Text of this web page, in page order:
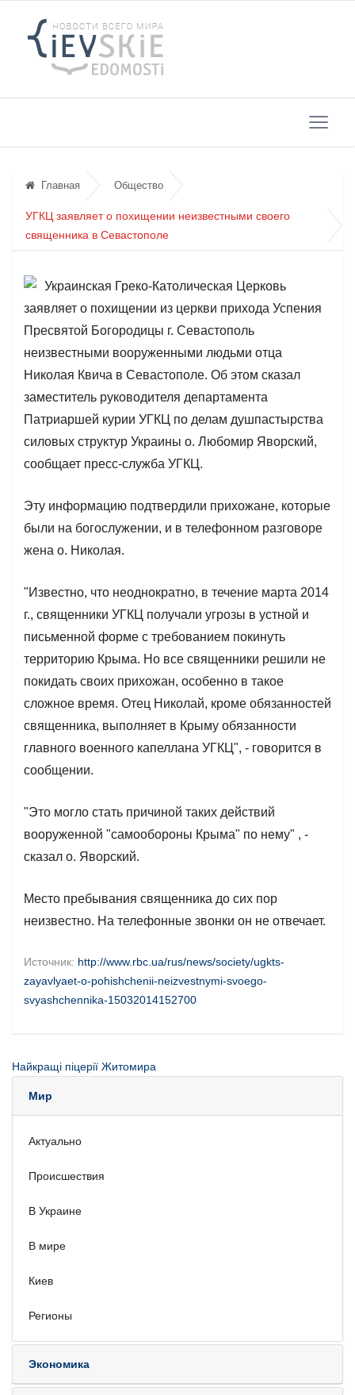
Главная Общество
УГКЦ заявляет о похищении неизвестными своего
священника в Севастополе
Украинская Греко-Католическая Церковь
заявляет о похищении из церкви прихода Успения
Пресвятой Богородицы г. Севастополь
неизвестными вооруженными людьми отца
Николая Квича в Севастополе. Об этом сказал
заместитель руководителя департамента
Патриаршей курии УГКЦ по делам душпастырства
силовых структур Украины о. Любомир Яворский,
сообщает пресс-служба УГКЦ.
Эту информацию подтвердили прихожане, которые
были на богослужении, и в телефонном разговоре
жена о. Николая.
"Известно, что неоднократно, в течение марта 2014
г., священники УГКЦ получали угрозы в устной и
письменной форме с требованием покинуть
территорию Крыма. Но все священники решили не
покидать своих прихожан, особенно в такое
сложное время. Отец Николай, кроме обязанностей
священника, выполняет в Крыму обязанности
главного военного капеллана УГКЦ", - говорится в
сообщении.
"Это могло стать причиной таких действий
вооруженной "самообороны Крыма" по нему" , -
сказал о. Яворский.
Место пребывания священника до сих пор
неизвестно. На телефонные звонки он не отвечает.
Источник: http://www.rbc.ua/rus/news/society/ugkts-
zayavlyaet-o-pohishchenii-neizvestnymi-svoego-
svyashchennika-15032014152700
Найкращі піцерії Житомира
Мир
Актуально
Происшествия
В Украине
В мире
Киев
Регионы
Экономика